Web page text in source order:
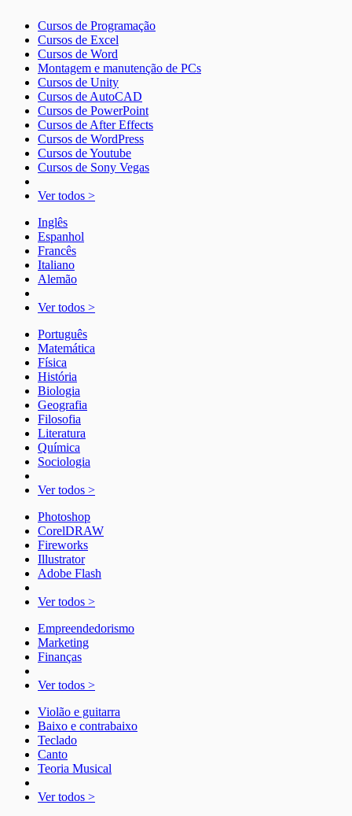
Cursos de Programação
Cursos de Excel
Cursos de Word
Montagem e manutenção de PCs
Cursos de Unity
Cursos de AutoCAD
Cursos de PowerPoint
Cursos de After Effects
Cursos de WordPress
Cursos de Youtube
Cursos de Sony Vegas
Ver todos >
Inglês
Espanhol
Francês
Italiano
Alemão
Ver todos >
Português
Matemática
Física
História
Biologia
Geografia
Filosofia
Literatura
Química
Sociologia
Ver todos >
Photoshop
CorelDRAW
Fireworks
Illustrator
Adobe Flash
Ver todos >
Empreendedorismo
Marketing
Finanças
Ver todos >
Violão e guitarra
Baixo e contrabaixo
Teclado
Canto
Teoria Musical
Ver todos >